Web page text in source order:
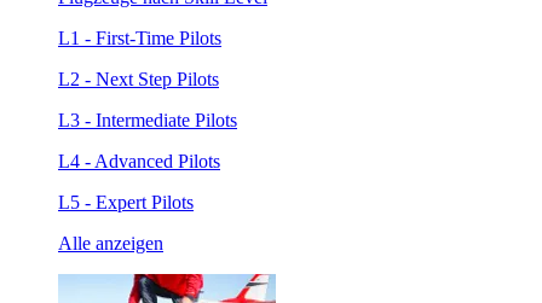
L1 - First-Time Pilots
L2 - Next Step Pilots
L3 - Intermediate Pilots
L4 - Advanced Pilots
L5 - Expert Pilots
Alle anzeigen